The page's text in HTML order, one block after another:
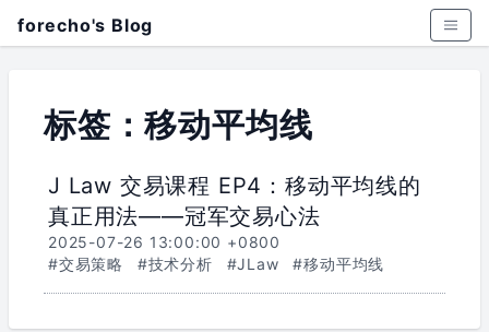
forecho's Blog
标签：移动平均线
J Law 交易课程 EP4：移动平均线的
真正用法——冠军交易心法
2025-07-26 13:00:00 +0800
#交易策略
#技术分析 #JLaw #移动平均线